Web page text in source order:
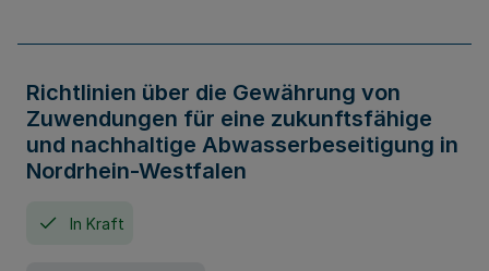
Richtlinien über die Gewährung von
Zuwendungen für eine zukunftsfähige
und nachhaltige Abwasserbeseitigung in
Nordrhein-Westfalen
In Kraft